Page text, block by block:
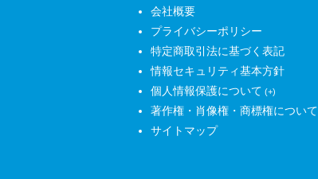
会社概要
プライバシーポリシー
特定商取引法に基づく表記
情報セキュリティ基本方針
個人情報保護について
著作権・肖像権・商標権について
サイトマップ